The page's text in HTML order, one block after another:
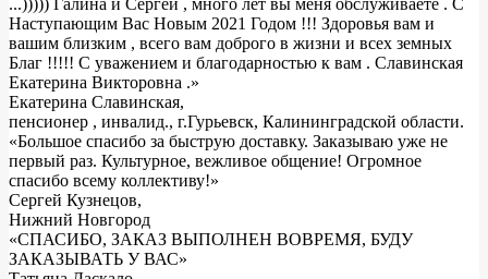
...))))) Галина и Сергей , много лет вы меня обслуживаете . С
Наступающим Вас Новым 2021 Годом !!! Здоровья вам и
вашим близким , всего вам доброго в жизни и всех земных
Благ !!!!! С уважением и благодарностью к вам . Славинская
Екатерина Викторовна .»
Екатерина Славинская,
пенсионер , инвалид., г.Гурьевск, Калининградской области.
«Большое спасибо за быструю доставку. Заказываю уже не
первый раз. Культурное, вежливое общение! Огромное
спасибо всему коллективу!»
Сергей Кузнецов,
Нижний Новгород
«СПАСИБО, ЗАКАЗ ВЫПОЛНЕН ВОВРЕМЯ, БУДУ
ЗАКАЗЫВАТЬ У ВАС»